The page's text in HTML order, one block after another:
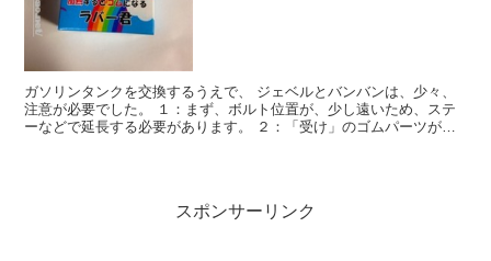
ガソリンタンクを交換するうえで、 ジェベルとバンバンは、少々、
注意が必要でした。 １：まず、ボルト位置が、少し遠いため、ステ
ーなどで延長する必要があります。 ２：「受け」のゴムパーツが、
スポンサーリンク